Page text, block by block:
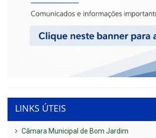
LINKS ÚTEIS
Câmara Municipal de Bom Jardim